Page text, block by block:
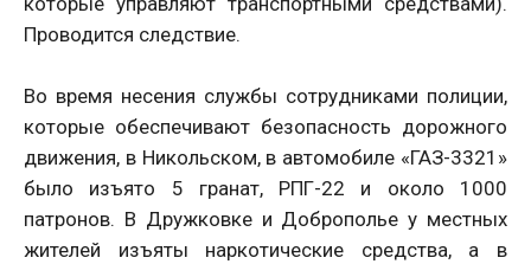
Проводится следствие.
Во время несения службы сотрудниками полиции,
которые обеспечивают безопасность дорожного
движения, в Никольском, в автомобиле «ГАЗ-3321»
было изъято 5 гранат, РПГ-22 и около 1000
патронов. В Дружковке и Доброполье у местных
жителей изъяты наркотические средства, а в